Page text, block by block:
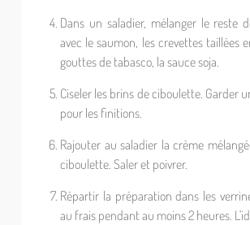
Dans un saladier, mélanger le reste
avec le saumon, les crevettes taillées
gouttes de tabasco, la sauce soja.
Ciseler les brins de ciboulette. Garder
pour les finitions.
Rajouter au saladier la crème
ciboulette. Saler et poivrer.
Répartir la préparation dans les
au frais pendant au moins 2 heures.